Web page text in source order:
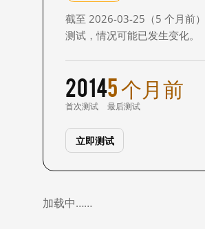
截至 2026-03-25（5 个月前
测试，情况可能已发生变化。
2014
首次测试
5 个月前
最后测试
立即测试
加载中……